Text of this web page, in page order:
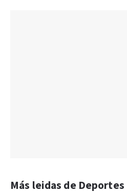
Más leidas de Deportes